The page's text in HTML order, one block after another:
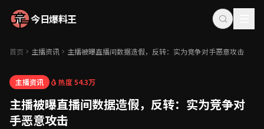
今日爆料王
首页 主播资讯 主播被曝直播间数据造假，反转：实为竞争对手恶意攻击
主播资讯 热度 54.3万
主播被曝直播间数据造假，反转：实为竞争对
手恶意攻击